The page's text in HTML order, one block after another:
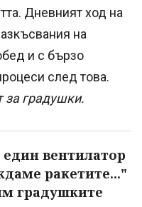
Дневният ход на
на
и с бързо
след това.
за градушки.
вентилатор
ракетите..."
градушките